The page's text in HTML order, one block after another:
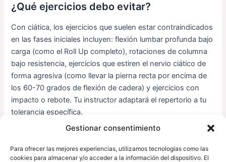
Gestionar consentimiento
Para ofrecer las mejores experiencias, utilizamos tecnologías como las
cookies para almacenar y/o acceder a la información del dispositivo. El
¿Qué ejercicios debo evitar?
Con ciática, los ejercicios que suelen estar contraindicados
en las fases iniciales incluyen: flexión lumbar profunda bajo
carga (como el Roll Up completo), rotaciones de columna
bajo resistencia, ejercicios que estiren el nervio ciático de
forma agresiva (como llevar la pierna recta por encima de
los 60-70 grados de flexión de cadera) y ejercicios con
impacto o rebote. Tu instructor adaptará el repertorio a tu
tolerancia específica.
agudo?